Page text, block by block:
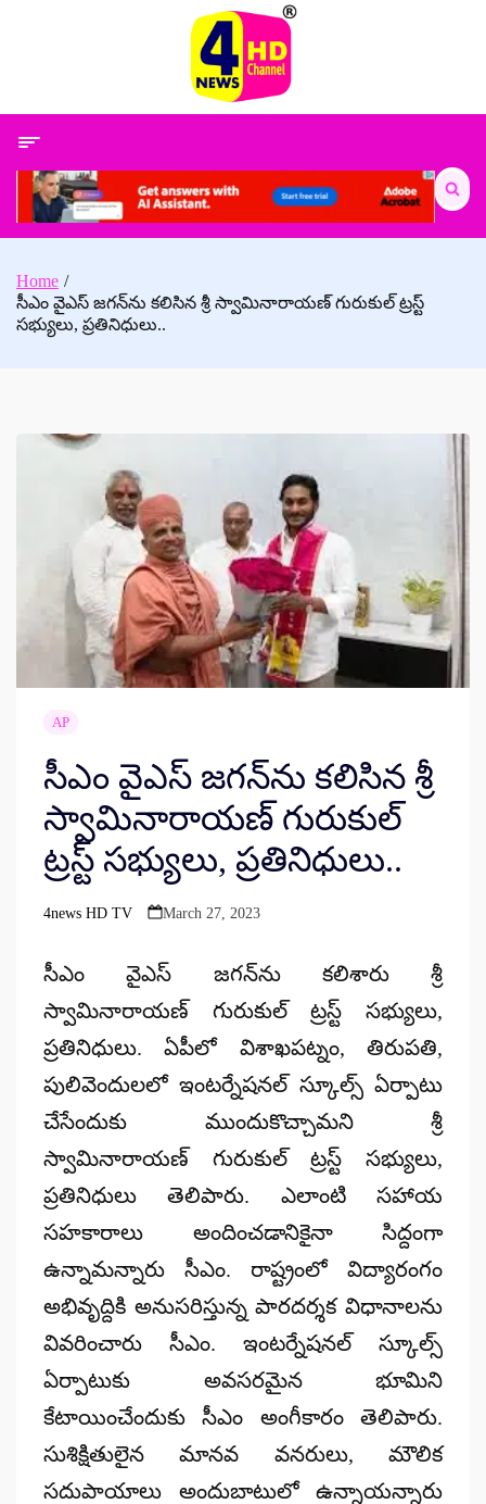
Search
for:
Home
సీఎం వైఎస్‌ జగన్‌ను కలిసిన శ్రీ స్వామినారాయణ్‌ గురుకుల్‌ ట్రస్ట్‌
సభ్యులు, ప్రతినిధులు..
AP
సీఎం వైఎస్‌ జగన్‌ను కలిసిన శ్రీ
స్వామినారాయణ్‌ గురుకుల్‌
ట్రస్ట్‌ సభ్యులు, ప్రతినిధులు..
Posted
4news HD TV March 27, 2023
సీఎం వైఎస్‌ జగన్‌ను కలిశారు శ్రీ
స్వామినారాయణ్‌ గురుకుల్‌ ట్రస్ట్‌ సభ్యులు,
ప్రతినిధులు. ఏపీలో విశాఖపట్నం, తిరుపతి,
పులివెందులలో ఇంటర్నేషనల్‌ స్కూల్స్‌ ఏర్పాటు
చేసేందుకు ముందుకొచ్చామని శ్రీ
స్వామినారాయణ్‌ గురుకుల్‌ ట్రస్ట్‌ సభ్యులు,
ప్రతినిధులు తెలిపారు. ఎలాంటి సహాయ
సహకారాలు అందించడానికైనా సిద్దంగా
ఉన్నామన్నారు సీఎం. రాష్ట్రంలో విద్యారంగం
అభివృద్దికి అనుసరిస్తున్న పారదర్శక విధానాలను
వివరించారు సీఎం. ఇంటర్నేషనల్‌ స్కూల్స్‌
ఏర్పాటుకు అవసరమైన భూమిని
కేటాయించేందుకు సీఎం అంగీకారం తెలిపారు.
సుశిక్షితులైన మానవ వనరులు, మౌలిక
సదుపాయాలు అందుబాటులో ఉన్నాయన్నారు